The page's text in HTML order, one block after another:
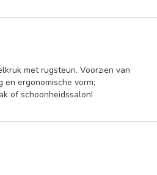
met rugsteun. Voorzien van
ergonomische vorm;
of schoonheidssalon!